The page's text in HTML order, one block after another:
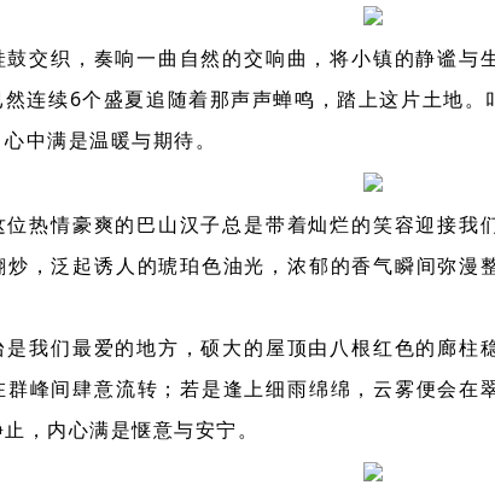
鼓交织，奏响一曲自然的交响曲，将小镇的静谧
连续6个盛夏追随着那声声蝉鸣，踏上这片土地
中满是温暖与期待。
热情豪爽的巴山汉子总是带着灿烂的笑容迎接我
，泛起诱人的琥珀色油光，浓郁的香气瞬间弥
我们最爱的地方，硕大的屋顶由八根红色的廊柱
峰间肆意流转；若是逢上细雨绵绵，云雾便会
，内心满是惬意与安宁。